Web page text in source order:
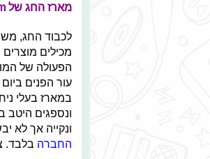
מארז החג של
לכבוד החג,
מכילים
הפעולה של
עור הפנים
במארז בעלי
ונספגים היטב
ונקייה אך לא
החברה בלבד.